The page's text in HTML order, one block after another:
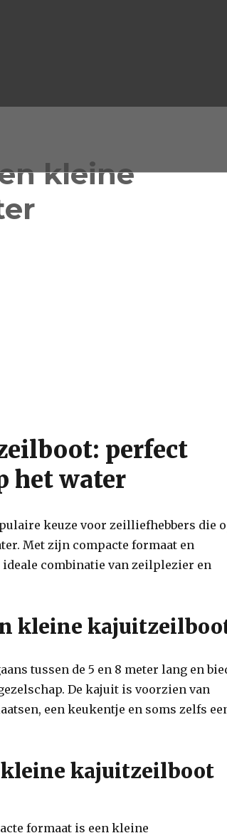
kleine
perfect
het water
keuze voor zeilliefhebbers die
Met zijn compacte formaat en
combinatie van zeilplezier en
kleine
tussen de 5 en 8 meter lang en
De kajuit is voorzien van
een keukentje en soms zelfs
kleine kajuitzeilboot
formaat is een kleine